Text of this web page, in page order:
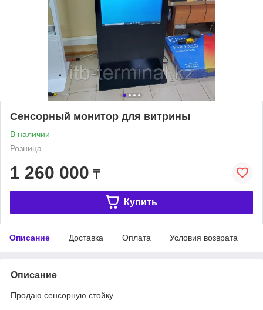
Сенсорный монитор для витрины
В наличии
Розница
1 260 000 ₸
Купить
Описание Доставка Оплата Условия возврата
Описание
Продаю сенсорную стойку